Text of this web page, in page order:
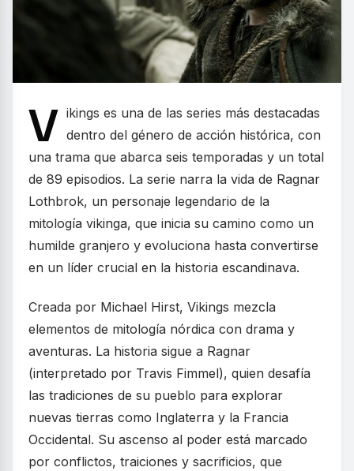
V ikings es una de las series más destacadas
dentro del género de acción histórica, con
una trama que abarca seis temporadas y un total
de 89 episodios. La serie narra la vida de Ragnar
Lothbrok, un personaje legendario de la
mitología vikinga, que inicia su camino como un
humilde granjero y evoluciona hasta convertirse
en un líder crucial en la historia escandinava.
Creada por Michael Hirst, Vikings mezcla
elementos de mitología nórdica con drama y
aventuras. La historia sigue a Ragnar
(interpretado por Travis Fimmel), quien desafía
las tradiciones de su pueblo para explorar
nuevas tierras como Inglaterra y la Francia
Occidental. Su ascenso al poder está marcado
por conflictos, traiciones y sacrificios, que